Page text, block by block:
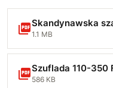
1.1 MB
586 KB